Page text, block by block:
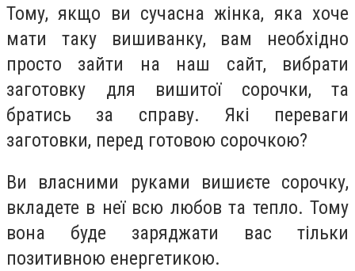
Тому, якщо ви сучасна жінка, яка хоче
мати таку вишиванку, вам необхідно
просто зайти на наш сайт, вибрати
заготовку для вишитої сорочки, та
братись за справу. Які переваги
заготовки, перед готовою сорочкою?
Ви власними руками вишиєте сорочку,
вкладете в неї всю любов та тепло. Тому
вона буде заряджати вас тільки
позитивною енергетикою.